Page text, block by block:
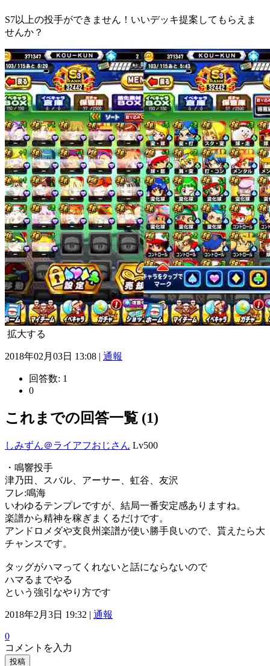
S7以上の投手ができません！いいデッキ提案してもらえま
せんか？
拡大する
2018年02月03日 13:08 | 通報
回答数: 1
0
これまでの回答一覧 (1)
しみずん＠ライアフおじさん Lv500
・鳴響投手
津乃田、スバル、アーサー、虹谷、友沢
フレ:鳴海
いわゆるテンプレですが、結局一番安定感ありますね。
楽譜から精神を稼ぎまくるだけです。
アンドロメダや支良州楽譜が使い勝手良いので、貰えたら大
チャンスです。
タッグがハマってくれないと話にならないので
ハマるまでやる
という強引なやり方です
2018年2月3日 19:32 | 通報
0
コメントを入力
投稿